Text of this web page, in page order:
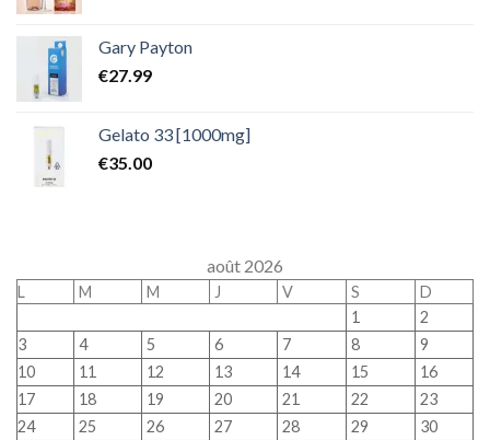
Gary Payton
€27.99
Gelato 33 [1000mg]
€35.00
août 2026
L M M J V S
D
1
2
3
4 5 6 7 8
9
10
11 12 13 14 15
16
17
18 19 20 21 22
23
24
25 26 27 28 29
30